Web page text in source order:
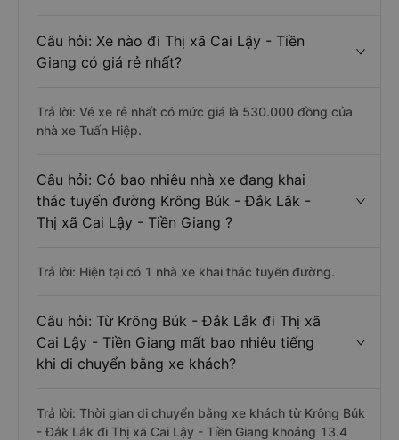
Câu hỏi: Xe nào đi Thị xã Cai Lậy - Tiền
Giang có giá rẻ nhất?
Trả lời: Vé xe rẻ nhất có mức giá là 530.000 đồng của
nhà xe Tuấn Hiệp.
Câu hỏi: Có bao nhiêu nhà xe đang khai
thác tuyến đường Krông Búk - Đắk Lắk -
Thị xã Cai Lậy - Tiền Giang ?
Trả lời: Hiện tại có 1 nhà xe khai thác tuyến đường.
Câu hỏi: Từ Krông Búk - Đắk Lắk đi Thị xã
Cai Lậy - Tiền Giang mất bao nhiêu tiếng
khi di chuyển bằng xe khách?
Trả lời: Thời gian di chuyển bằng xe khách từ Krông Búk
- Đắk Lắk đi Thị xã Cai Lậy - Tiền Giang khoảng 13.4